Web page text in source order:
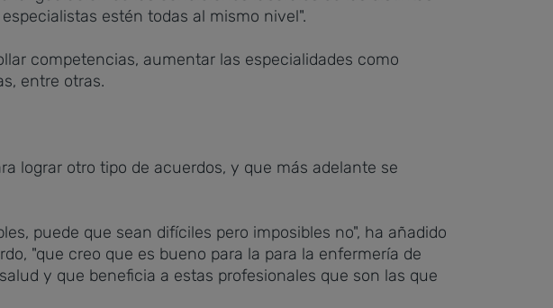
estén todas al mismo nivel".
competencias, aumentar las especialidades como
entre otras.
lograr otro tipo de acuerdos, y que más adelante se
puede que sean difíciles pero imposibles no", ha añadido
"que creo que es bueno para la para la enfermería de
y que beneficia a estas profesionales que son las que